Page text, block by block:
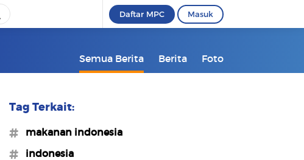
Daftar MPC Masuk
Semua Berita Berita Foto
Tag Terkait:
#makanan indonesia
#indonesia